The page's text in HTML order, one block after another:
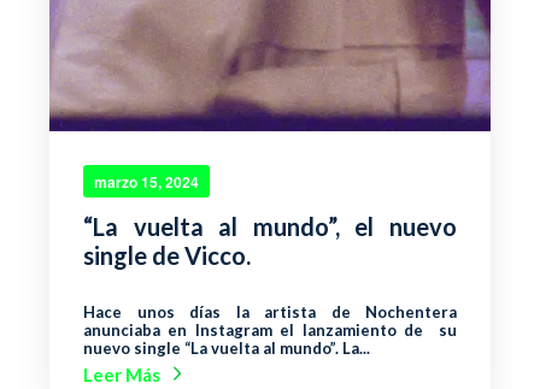
marzo 15, 2024
“La vuelta al mundo”, el nuevo
single de Vicco.
Hace unos días la artista de Nochentera
anunciaba en Instagram el lanzamiento de su
nuevo single “La vuelta al mundo”. La...
Leer Más